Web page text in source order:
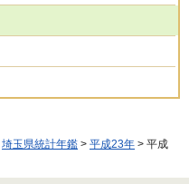
埼玉県統計年鑑 > 平成23年 > 平成